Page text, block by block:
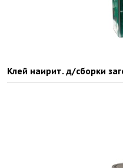
Клей наирит. д/сборки